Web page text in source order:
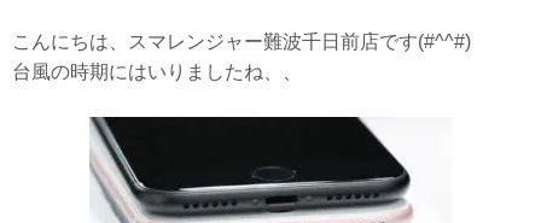
こんにちは、スマレンジャー難波千日前店です(#^^#)
台風の時期にはいりましたね、、